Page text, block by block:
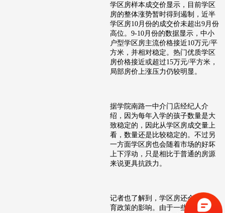
学区房样本成交价显示，目前学区
房的整体涨势暂时得到遏制，近半
学区房10月份的成交价未超出9月份
高位。9-10月份的数据显示，中小
户型学区房主流价格接近10万元/平
方米，并相对稳定。热门优质学区
房价格接近或超过15万元/平方米，
局部房价上涨压力仍较明显。
据学院南路一中介门店经纪人介
绍，因为每年入学的孩子数量是大
致稳定的，因此从学区房成交量上
看，数量还是比较稳定的。不过另
一方面学区房也会随着市场的好坏
上下浮动，只是相比于普通的房源
来说更具抗跌力。
记者也了解到，学区房还会受到教
育政策的影响。由于一些知名小学